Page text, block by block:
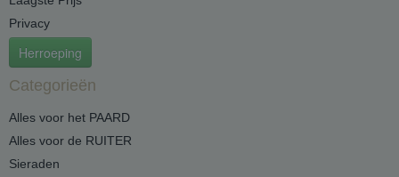
Privacy
Herroeping
Categorieën
Alles voor het PAARD
Alles voor de RUITER
Sieraden